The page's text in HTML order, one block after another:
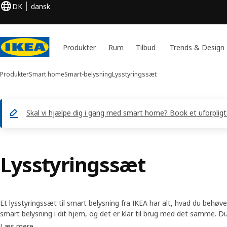
DK dansk
Produkter Rum Tilbud Trends & Design
ProdukterSmart homeSmart-belysningLysstyringssæt
Skal vi hjælpe dig i gang med smart home? Book et
Lysstyringssæt
Et lysstyringssæt til smart belysning fra IKEA har alt, hvad du
smart belysning i dit hjem, og det er klar til brug med det samme.
lysstyringssæt, hvor sættene består af en eller flere pærer og en